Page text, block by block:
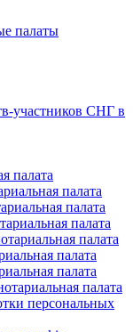
палаты
участников СНГ в
палата
палата
палата
палата
палата
палата
палата
палата
персональных